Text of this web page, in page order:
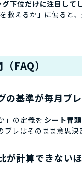
下位だけに注目して
救えるか」に偏ると
FAQ）
の基準が毎月ブ
」の定義を シート冒
ブレはそのまま意思
が計算できない